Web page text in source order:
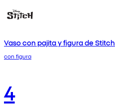
Vaso con pajita y figura de Stitch
con figura
4